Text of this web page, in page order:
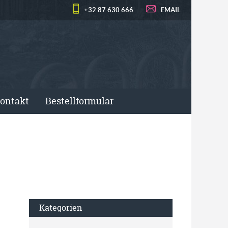
+32 87 630 666 EMAIL
Bestellformular
Kategorien